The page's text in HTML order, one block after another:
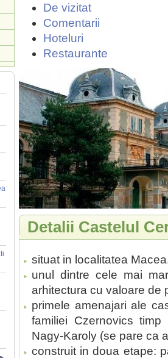
De vizitat
Comentarii
Hoteluri
Restaurante
Detalii Castelul
situat in localitatea
unul dintre cele mai
arhitectura cu valoare de
primele amenajari ale
familiei Czernovics
Nagy-Karoly (se pare ca
construit in doua etape: